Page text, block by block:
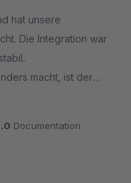
hat unsere
Die Integration war
macht, ist der
einen so engagierten
des soliden Plugins,
Documentation